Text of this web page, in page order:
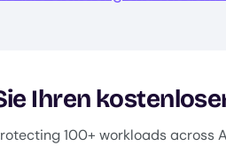
Ihren
100+ workloads across